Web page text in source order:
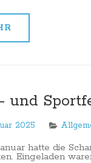
und
2025
hatte die
Eingeladen